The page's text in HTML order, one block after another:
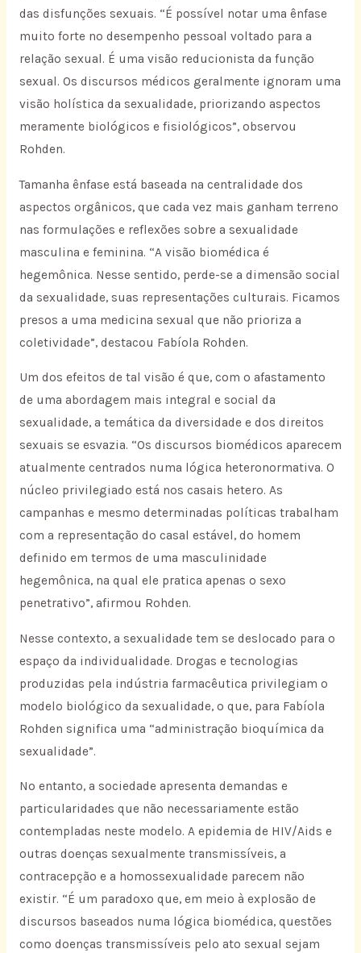
das disfunções sexuais. “É possível notar uma ênfase
muito forte no desempenho pessoal voltado para a
relação sexual. É uma visão reducionista da função
sexual. Os discursos médicos geralmente ignoram uma
visão holística da sexualidade, priorizando aspectos
meramente biológicos e fisiológicos”, observou
Rohden.
Tamanha ênfase está baseada na centralidade dos
aspectos orgânicos, que cada vez mais ganham terreno
nas formulações e reflexões sobre a sexualidade
masculina e feminina. “A visão biomédica é
hegemônica. Nesse sentido, perde-se a dimensão social
da sexualidade, suas representações culturais. Ficamos
presos a uma medicina sexual que não prioriza a
coletividade”, destacou Fabíola Rohden.
Um dos efeitos de tal visão é que, com o afastamento
de uma abordagem mais integral e social da
sexualidade, a temática da diversidade e dos direitos
sexuais se esvazia. “Os discursos biomédicos aparecem
atualmente centrados numa lógica heteronormativa. O
núcleo privilegiado está nos casais hetero. As
campanhas e mesmo determinadas políticas trabalham
com a representação do casal estável, do homem
definido em termos de uma masculinidade
hegemônica, na qual ele pratica apenas o sexo
penetrativo”, afirmou Rohden.
Nesse contexto, a sexualidade tem se deslocado para o
espaço da individualidade. Drogas e tecnologias
produzidas pela indústria farmacêutica privilegiam o
modelo biológico da sexualidade, o que, para Fabíola
Rohden significa uma “administração bioquímica da
sexualidade”.
No entanto, a sociedade apresenta demandas e
particularidades que não necessariamente estão
contempladas neste modelo. A epidemia de HIV/Aids e
outras doenças sexualmente transmissíveis, a
contracepção e a homossexualidade parecem não
existir. “É um paradoxo que, em meio à explosão de
discursos baseados numa lógica biomédica, questões
como doenças transmissíveis pelo ato sexual sejam